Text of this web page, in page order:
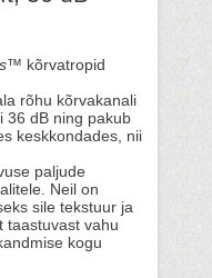
kõrvatropid
rõhu kõrvakanali
36 dB ning pakub
keskkondades, nii
paljude
Neil on
sile tekstuur ja
taastuvast vahu
kogu